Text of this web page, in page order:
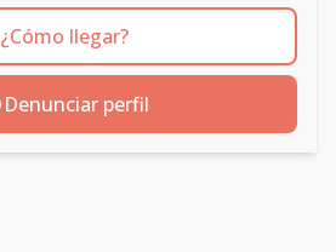
¿Cómo llegar?
Denunciar perfil